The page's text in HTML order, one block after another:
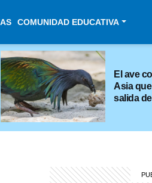
COMUNIDAD EDUCATIVA
El ave
Asia
salida